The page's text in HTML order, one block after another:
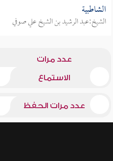
الشاطبية
الشيخ:عبد الرشيد بن الشيخ علي صوفي
عدد مرات
الاستماع
عدد مرات الحفظ